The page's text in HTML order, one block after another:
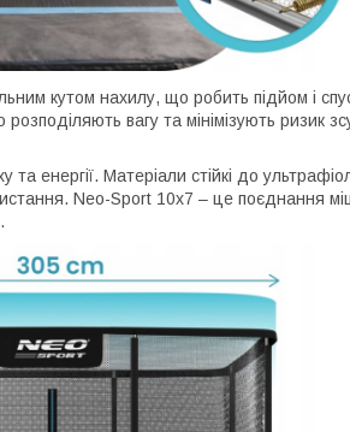
кутом нахилу, що робить підйом і
вагу та мінімізують ризик
енергії. Матеріали стійкі до
Neo-Sport 10x7 – це поєднання